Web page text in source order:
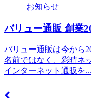
お知らせ
バリュー通販 創業
バリュー通販は今から
名前ではなく、彩晴ネ
インターネット通販を...